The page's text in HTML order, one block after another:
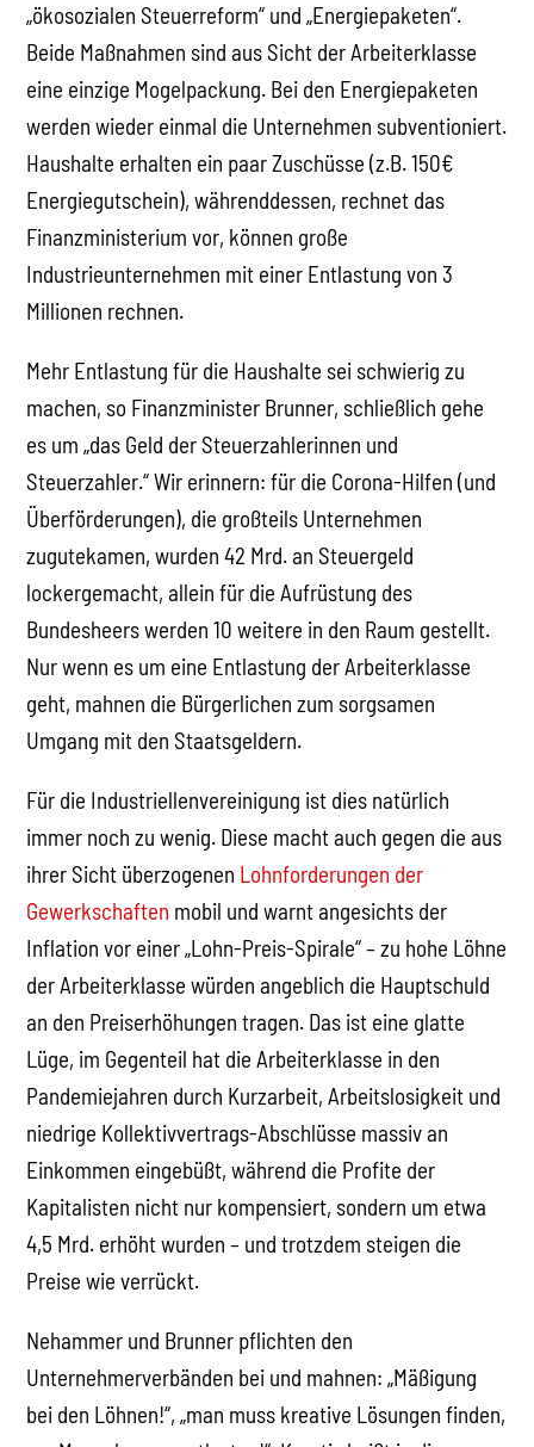
„ökosozialen Steuerreform“ und „Energiepaketen“.
Beide Maßnahmen sind aus Sicht der Arbeiterklasse
eine einzige Mogelpackung. Bei den Energiepaketen
werden wieder einmal die Unternehmen subventioniert.
Haushalte erhalten ein paar Zuschüsse (z.B. 150€
Energiegutschein), währenddessen, rechnet das
Finanzministerium vor, können große
Industrieunternehmen mit einer Entlastung von 3
Millionen rechnen.
Mehr Entlastung für die Haushalte sei schwierig zu
machen, so Finanzminister Brunner, schließlich gehe
es um „das Geld der Steuerzahlerinnen und
Steuerzahler.“ Wir erinnern: für die Corona-Hilfen (und
Überförderungen), die großteils Unternehmen
zugutekamen, wurden 42 Mrd. an Steuergeld
lockergemacht, allein für die Aufrüstung des
Bundesheers werden 10 weitere in den Raum gestellt.
Nur wenn es um eine Entlastung der Arbeiterklasse
geht, mahnen die Bürgerlichen zum sorgsamen
Umgang mit den Staatsgeldern.
Für die Industriellenvereinigung ist dies natürlich
immer noch zu wenig. Diese macht auch gegen die aus
ihrer Sicht überzogenen Lohnforderungen der
Gewerkschaften mobil und warnt angesichts der
Inflation vor einer „Lohn-Preis-Spirale“ – zu hohe Löhne
der Arbeiterklasse würden angeblich die Hauptschuld
an den Preiserhöhungen tragen. Das ist eine glatte
Lüge, im Gegenteil hat die Arbeiterklasse in den
Pandemiejahren durch Kurzarbeit, Arbeitslosigkeit und
niedrige Kollektivvertrags-Abschlüsse massiv an
Einkommen eingebüßt, während die Profite der
Kapitalisten nicht nur kompensiert, sondern um etwa
4,5 Mrd. erhöht wurden – und trotzdem steigen die
Preise wie verrückt.
Nehammer und Brunner pflichten den
Unternehmerverbänden bei und mahnen: „Mäßigung
bei den Löhnen!“, „man muss kreative Lösungen finden,